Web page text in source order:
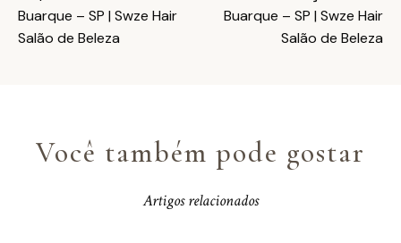
Buarque – SP | Swze Hair
Salão de Beleza
Buarque – SP | Swze Hair
Salão de Beleza
Você também pode gostar
Artigos relacionados